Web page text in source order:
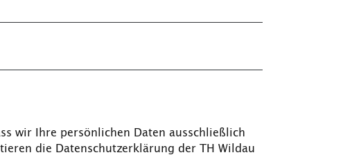
wir Ihre persönlichen Daten ausschließlich
die Datenschutzerklärung der TH Wildau